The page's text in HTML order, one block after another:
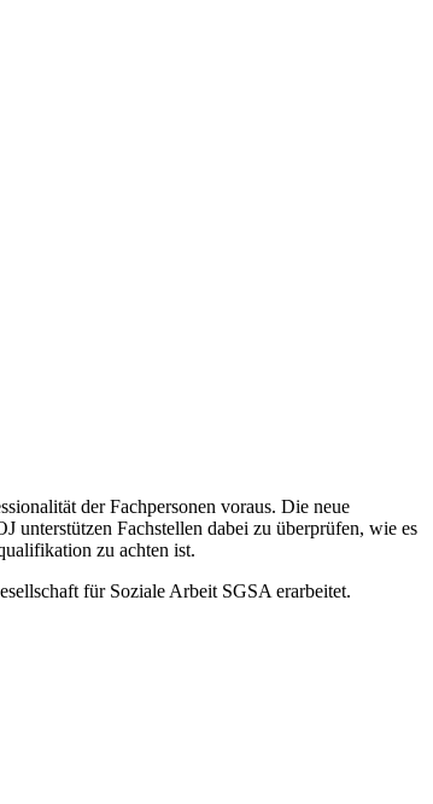
der Fachpersonen voraus. Die neue
unterstützen Fachstellen dabei zu überprüfen, wie es
zu achten ist.
für Soziale Arbeit SGSA erarbeitet.